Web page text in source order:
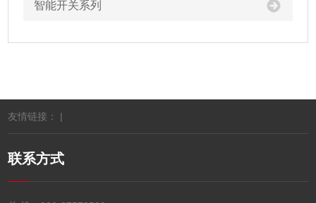
智能开关系列
友情链接： |
联系方式